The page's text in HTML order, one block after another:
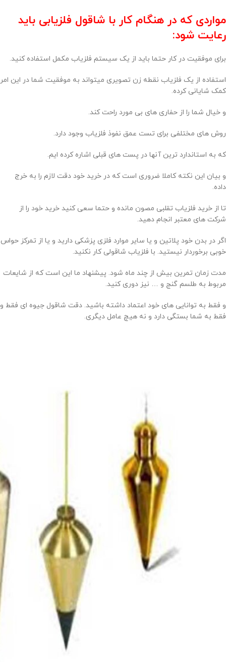
مواردی که در هنگام کار با شاقول فلزیابی باید
رعایت شود:
برای موفقیت در کار حتما باید از یک سیستم فلزیاب مکمل استفاده کنید.
استفاده از یک فلزیاب نقطه زن تصویری میتواند به موفقیت شما در این امر
کمک شایانی کرده.
و خیال شما را از حفاری های بی مورد راحت کند.
روش های مختلفی برای تست عمق نفوذ فلزیاب وجود دارد.
که به استاندارد ترین آنها در پست های قبلی اشاره کرده ایم.
و بیان این نکته کاملا ضروری است که در خرید خود دقت لازم را به خرج
داده.
تا از خرید فلزیاب تقلبی مصون مانده و حتما سعی کنید خرید خود را از
شرکت های معتبر انجام دهید.
اگر در بدن خود پلاتین و یا سایر موارد فلزی پزشکی دارید و یا از تمرکز حواس
خوبی برخوردار نیستید. با فلزیاب شاقولی کار نکنید.
مدت زمان تمرین بیش از چند ماه شود. پیشنهاد ما این است که از شایعات
مربوط به طلسم گنج و … نیز دوری کنید.
و فقط به توانایی های خود اعتماد داشته باشید. دقت شاقول جیوه ای فقط و
فقط به شما بستگی دارد و نه هیچ عامل دیگری.